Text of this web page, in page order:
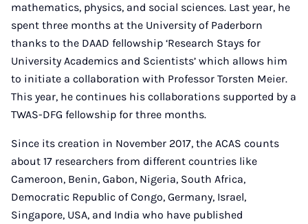
mathematics, physics, and social sciences. Last year, he
spent three months at the University of Paderborn
thanks to the DAAD fellowship ‘Research Stays for
University Academics and Scientists’ which allows him
to initiate a collaboration with Professor Torsten Meier.
This year, he continues his collaborations supported by a
TWAS-DFG fellowship for three months.
Since its creation in November 2017, the ACAS counts
about 17 researchers from different countries like
Cameroon, Benin, Gabon, Nigeria, South Africa,
Democratic Republic of Congo, Germany, Israel,
Singapore, USA, and India who have published